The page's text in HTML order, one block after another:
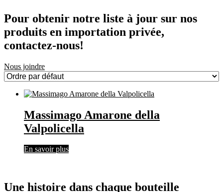
Pour obtenir notre liste à jour sur nos
produits en importation privée,
contactez-nous!
Nous joindre
Massimago Amarone della
Valpolicella
En savoir plus
Une histoire dans chaque bouteille